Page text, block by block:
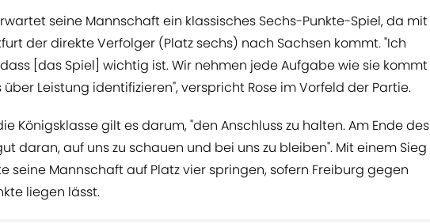
seine Mannschaft ein klassisches Sechs-Punkte-Spiel, da mit
der direkte Verfolger (Platz sechs) nach Sachsen kommt. "Ich
[das Spiel] wichtig ist. Wir nehmen jede Aufgabe wie sie kommt
Leistung identifizieren", verspricht Rose im Vorfeld der Partie.
Königsklasse gilt es darum, "den Anschluss zu halten. Am Ende des
daran, auf uns zu schauen und bei uns zu bleiben". Mit einem Sieg
seine Mannschaft auf Platz vier springen, sofern Freiburg gegen
liegen lässt.